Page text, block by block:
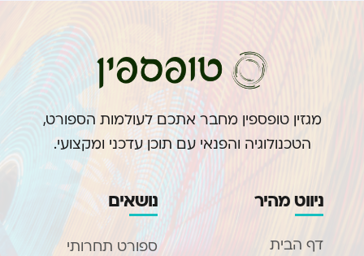
מגזין טופספין מחבר אתכם לעולמות הספורט,
הטכנולוגיה והפנאי עם תוכן עדכני ומקצועי.
ניווט מהיר
דף הבית
נושאים
ספורט תחרותי